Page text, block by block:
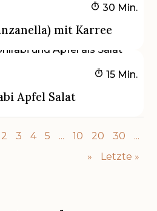
30Minuten
Min.
mit Karree
15Minuten
Min.
Apfel Salat
2 3 4 5 ... 10 20 30
...
»
Letzte »